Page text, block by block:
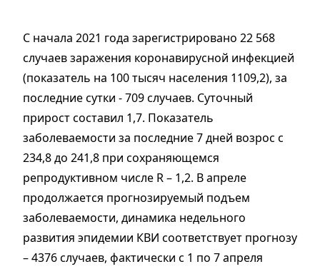
С начала 2021 года зарегистрировано 22 568
случаев заражения коронавирусной инфекцией
(показатель на 100 тысяч населения 1109,2), за
последние сутки - 709 случаев. Суточный
прирост составил 1,7. Показатель
заболеваемости за последние 7 дней возрос с
234,8 до 241,8 при сохраняющемся
репродуктивном числе R – 1,2. В апреле
продолжается прогнозируемый подъем
заболеваемости, динамика недельного
развития эпидемии КВИ соответствует прогнозу
– 4376 случаев, фактически с 1 по 7 апреля